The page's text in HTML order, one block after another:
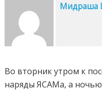
Мидраша
Во вторник утром к
наряды ЯСАМа, а